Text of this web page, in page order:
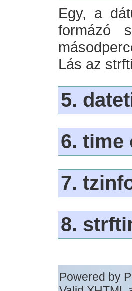
Egy, a
formázó
Lás az
5.
6. time
7.
8.
Powered by